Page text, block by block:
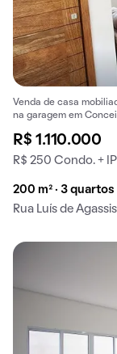
Venda de casa
na garagem em
R$ 1.110.000
R$ 250 Condo. +
200 m² · 3 quartos
Rua Luís de